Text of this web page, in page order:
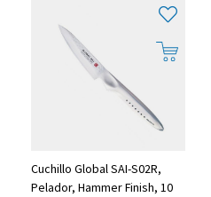
Cuchillo Global SAI-S02R,
Pelador, Hammer Finish, 10